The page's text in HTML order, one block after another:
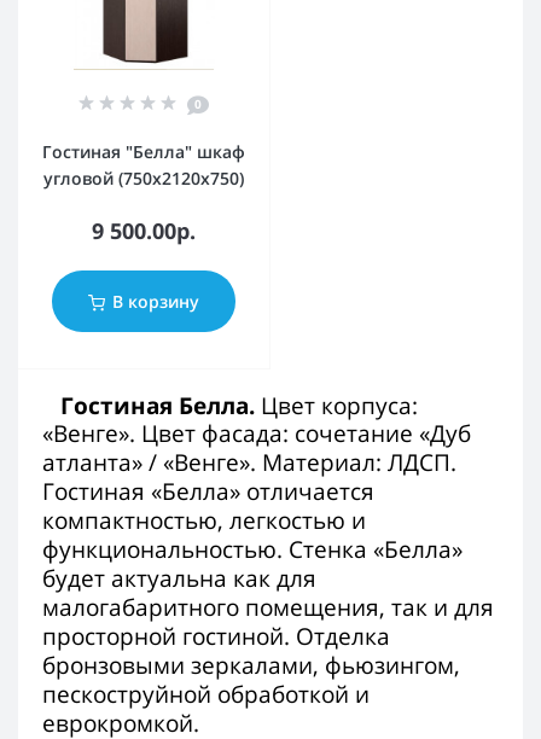
0
Гостиная "Белла" шкаф
угловой (750х2120х750)
9 500.00р.
В корзину
Гостиная Белла. Цвет корпуса:
«Венге». Цвет фасада: сочетание «Дуб
атланта» / «Венге». Материал: ЛДСП.
Гостиная «Белла» отличается
компактностью, легкостью и
функциональностью. Стенка «Белла»
будет актуальна как для
малогабаритного помещения, так и для
просторной гостиной. Отделка
бронзовыми зеркалами, фьюзингом,
пескоструйной обработкой и
еврокромкой.